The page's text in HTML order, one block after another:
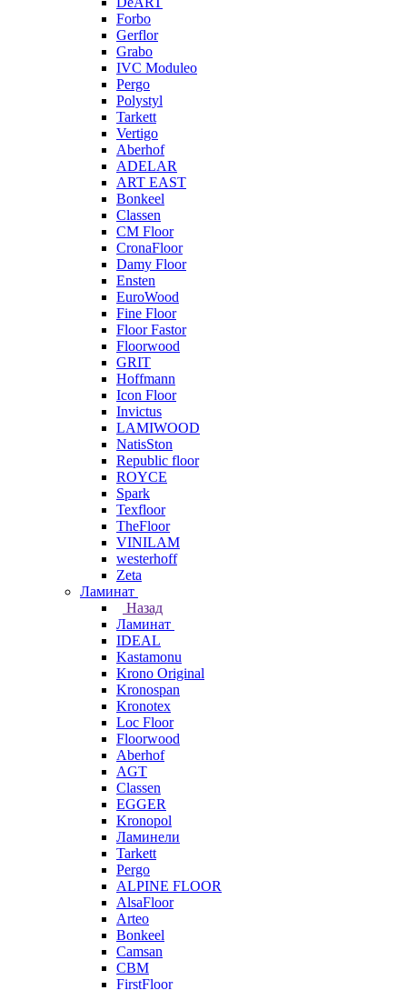
Forbo
Gerflor
Grabo
IVC Moduleo
Pergo
Polystyl
Tarkett
Vertigo
Aberhof
ADELAR
ART EAST
Bonkeel
Classen
CM Floor
CronaFloor
Damy Floor
Ensten
EuroWood
Fine Floor
Floor Fastor
Floorwood
GRIT
Hoffmann
Icon Floor
Invictus
LAMIWOOD
NatisSton
Republic floor
ROYCE
Spark
Texfloor
TheFloor
VINILAM
westerhoff
Zeta
Ламинат
Назад
Ламинат
IDEAL
Kastamonu
Krono Original
Kronospan
Kronotex
Loc Floor
Floorwood
Aberhof
AGT
Classen
EGGER
Kronopol
Ламинели
Tarkett
Pergo
ALPINE FLOOR
AlsaFloor
Arteo
Bonkeel
Camsan
CBM
FirstFloor